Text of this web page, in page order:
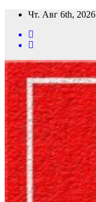
Перейти
содержимому
Чт. Авг 6th, 2026